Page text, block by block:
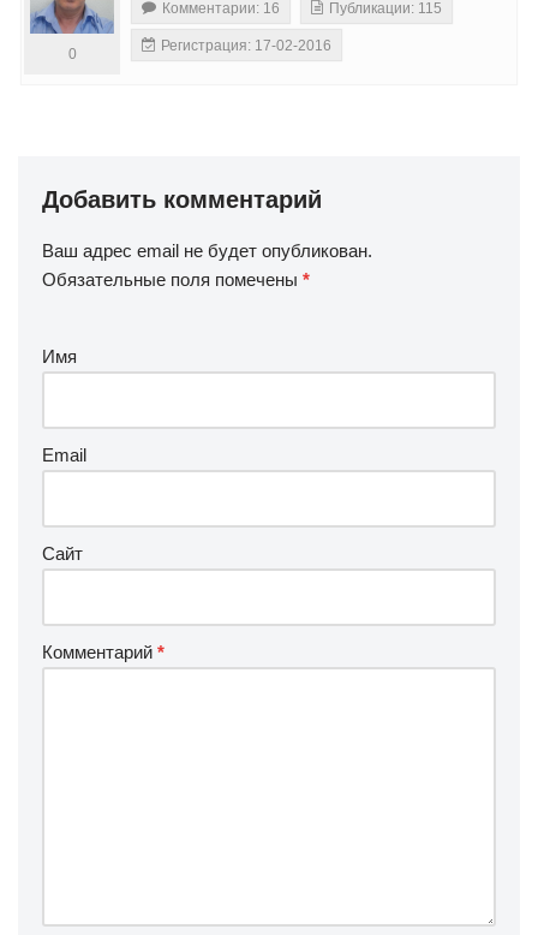
0
Комментарии: 16 Публикации: 115
Регистрация: 17-02-2016
Добавить комментарий
Ваш адрес email не будет опубликован.
Обязательные поля помечены *
Имя
Email
Сайт
Комментарий *